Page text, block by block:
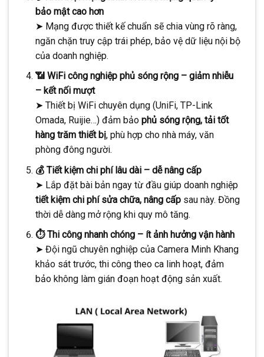
bảo mật cao hơn
➤ Mạng được thiết kế chuẩn sẽ chia vùng rõ ràng,
ngăn chặn truy cập trái phép, bảo vệ dữ liệu nội bộ
của doanh nghiệp.
📶 WiFi công nghiệp phủ sóng rộng – giảm nhiễu
– kết nối mượt
➤ Thiết bị WiFi chuyên dụng (UniFi, TP-Link
Omada, Ruijie…) đảm bảo phủ sóng rộng, tải tốt
hàng trăm thiết bị, phù hợp cho nhà máy, văn
phòng đông người.
💰 Tiết kiệm chi phí lâu dài – dễ nâng cấp
➤ Lắp đặt bài bản ngay từ đầu giúp doanh nghiệp
tiết kiệm chi phí sửa chữa, nâng cấpsau này. Đồng
thời dễ dàng mở rộng khi quy mô tăng.
⏱️ Thi công nhanh chóng – ít ảnh hưởng vận hành
➤ Đội ngũ chuyên nghiệp của Camera Minh Khang
khảo sát trước, thi công theo ca linh hoạt, đảm
bảo không làm gián đoạn hoạt động sản xuất.